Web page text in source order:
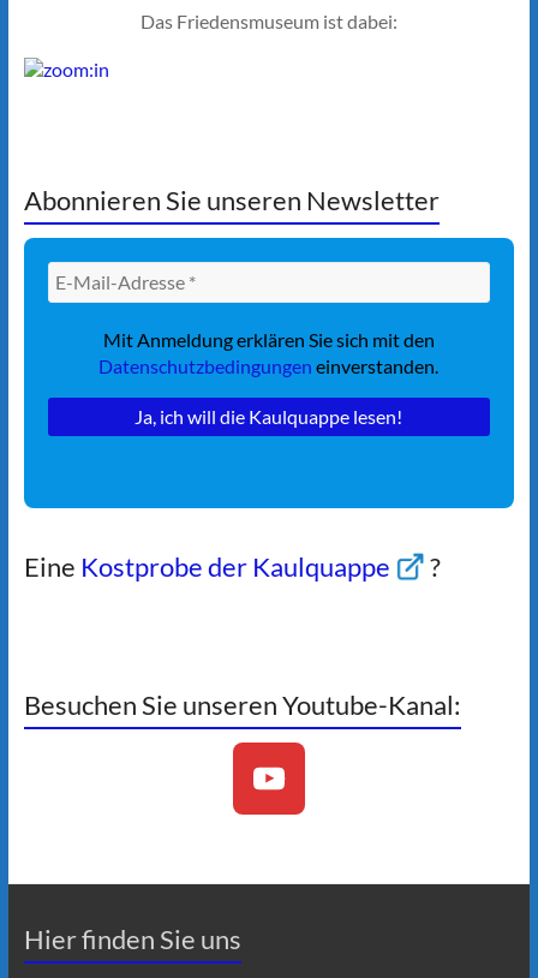
Das Friedensmuseum ist dabei:
Abonnieren Sie unseren Newsletter
Mit Anmeldung erklären Sie sich mit den
Datenschutzbedingungeneinverstanden.
Eine Kostprobe der Kaulquappe ?
Besuchen Sie unseren Youtube-Kanal:
Hier finden Sie uns